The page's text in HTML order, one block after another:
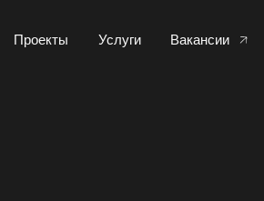
Услуги Вакансии